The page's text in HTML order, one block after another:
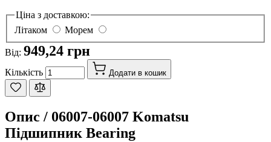
Ціна з доставкою:
Літаком
Морем
Від: 949,24 грн
Кількість Додати в кошик
Опис / 06007-06007 Komatsu
Підшипник Bearing